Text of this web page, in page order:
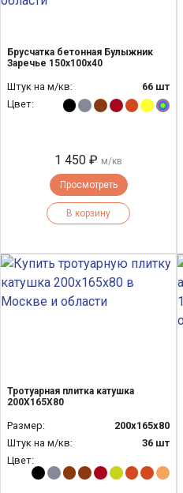
Брусчатка бетонная Булыжник
Заречье 150х100х40
Штук на м/кв:
66 шт
Цвет:
1 450 ₽ м/кв
Просмотреть
В корзину
Тротуарная плитка катушка
200Х165Х80
Размер:
200х165х80
Штук на м/кв:
36 шт
Цвет: